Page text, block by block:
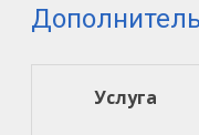
Услуга